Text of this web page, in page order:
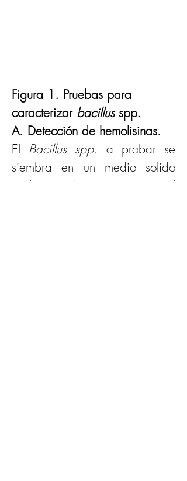
Figura 1. Pruebas para
caracterizar bacillus spp.
A. Detección de hemolisinas.
El Bacillus spp. a probar se
siembra en un medio solido
suplementado con sangre al